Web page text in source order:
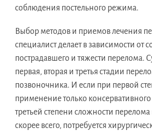
соблюдения постельного режима.
Выбор методов и приемов лечения
специалист делает в зависимости от
пострадавшего и тяжести перелома.
первая, вторая и третья стадии
позвоночника. И если при первой
применение только
третьей степени сложности
скорее всего, потребуется